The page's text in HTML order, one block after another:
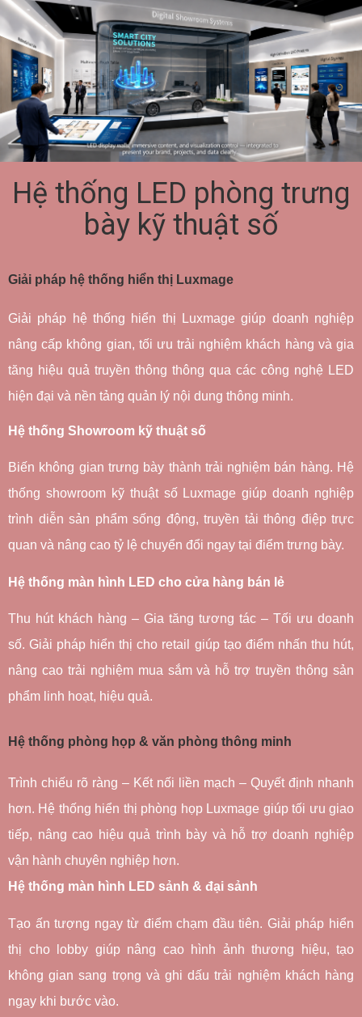
Hệ thống LED phòng trưng
bày kỹ thuật số
Giải pháp hệ thống hiển thị Luxmage
Giải pháp hệ thống hiển thị Luxmage giúp doanh nghiệp
nâng cấp không gian, tối ưu trải nghiệm khách hàng và gia
tăng hiệu quả truyền thông thông qua các công nghệ LED
hiện đại và nền tảng quản lý nội dung thông minh.
Hệ thống Showroom kỹ thuật số
Biến không gian trưng bày thành trải nghiệm bán hàng. Hệ
thống showroom kỹ thuật số Luxmage giúp doanh nghiệp
trình diễn sản phẩm sống động, truyền tải thông điệp trực
quan và nâng cao tỷ lệ chuyển đổi ngay tại điểm trưng bày.
Hệ thống màn hình LED cho cửa hàng bán lẻ
Thu hút khách hàng – Gia tăng tương tác – Tối ưu doanh
số. Giải pháp hiển thị cho retail giúp tạo điểm nhấn thu hút,
nâng cao trải nghiệm mua sắm và hỗ trợ truyền thông sản
phẩm linh hoạt, hiệu quả.
Hệ thống phòng họp & văn phòng thông minh
Trình chiếu rõ ràng – Kết nối liền mạch – Quyết định nhanh
hơn. Hệ thống hiển thị phòng họp Luxmage giúp tối ưu giao
tiếp, nâng cao hiệu quả trình bày và hỗ trợ doanh nghiệp
vận hành chuyên nghiệp hơn.
Hệ thống màn hình LED sảnh & đại sảnh
Tạo ấn tượng ngay từ điểm chạm đầu tiên. Giải pháp hiển
thị cho lobby giúp nâng cao hình ảnh thương hiệu, tạo
không gian sang trọng và ghi dấu trải nghiệm khách hàng
ngay khi bước vào.